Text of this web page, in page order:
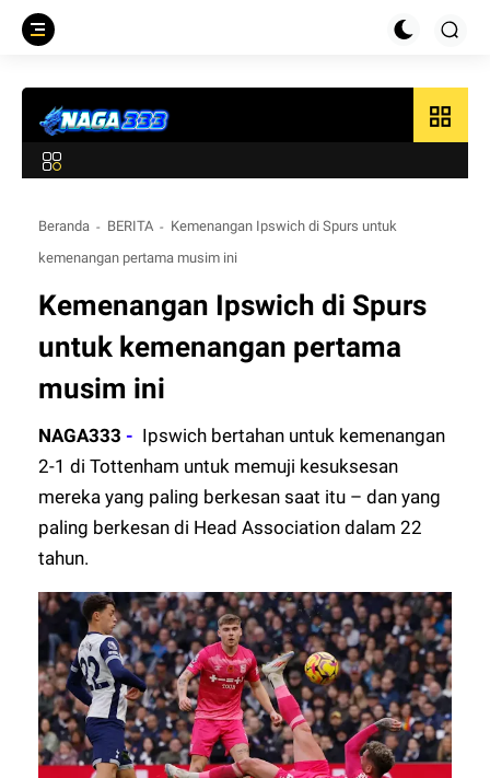
grid_view
Beranda BERITA
Kemenangan Ipswich di Spurs untuk
kemenangan pertama musim ini
Kemenangan Ipswich di Spurs
untuk kemenangan pertama
musim ini
NAGA333 - Ipswich bertahan untuk kemenangan
2-1 di Tottenham untuk memuji kesuksesan
mereka yang paling berkesan saat itu – dan yang
paling berkesan di Head Association dalam 22
tahun.